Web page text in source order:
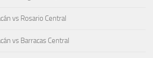
vs Rosario Central
vs Barracas Central